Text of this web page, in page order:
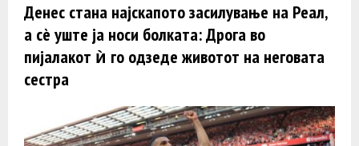
Денес стана најскапото засилување на Реал,
а сè уште ја носи болката: Дрога во
пијалакот ѝ го одзеде животот на неговата
сестра